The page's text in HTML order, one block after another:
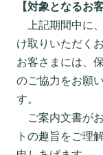
【対象となるお
上記期間中に
け取りいただく
お客さまには、
のご協力をお願
す。
ご案内文書が
トの趣旨をご理